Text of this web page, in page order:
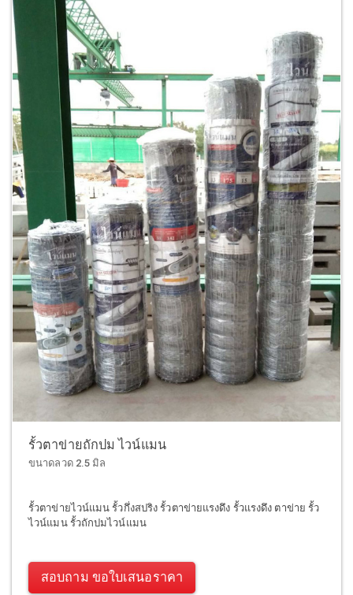
รั้วตาข่ายถักปม ไวน์แมน
ขนาดลวด 2.5 มิล
รั้วตาข่ายไวน์แมน รั้วกึ่งสปริง รั้วตาข่ายแรงดึง รั้วแรงดึง ตาข่าย รั้ว
ไวน์แมน รั้วถักปมไวน์แมน
สอบถาม ขอใบเสนอราคา